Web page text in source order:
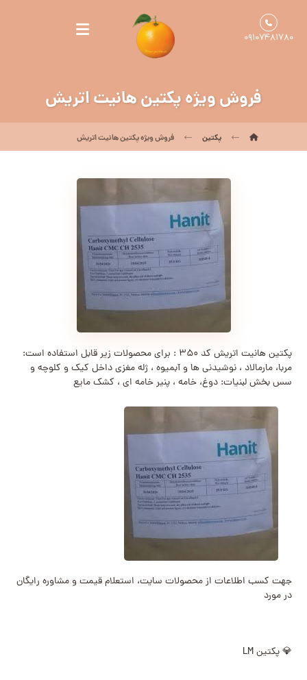
۰۹۱۰۷۴۸۱۷۸۰
فروش ویژه پکتین هانیت اتریش
پکتین فروش ویژه پکتین هانیت اتریش
پکتین هانیت اتریش کد ۳۵۰ : برای محصولات زیر قابل استفاده است:
مربا، مارمالاد ، نوشیدنی ها و آبمیوه ، ژله مغزی داخل کیک و کلوچه و
سس بخش لبنیات: دوغ، خامه ، پنیر خامه ای ، کشک مایع
جهت کسب اطلاعات از محصولات سایت، استعلام قیمت و مشاوره رایگان
در مورد
💎 پکتین LM